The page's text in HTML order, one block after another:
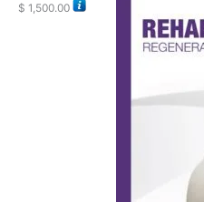
$ 1,500.00